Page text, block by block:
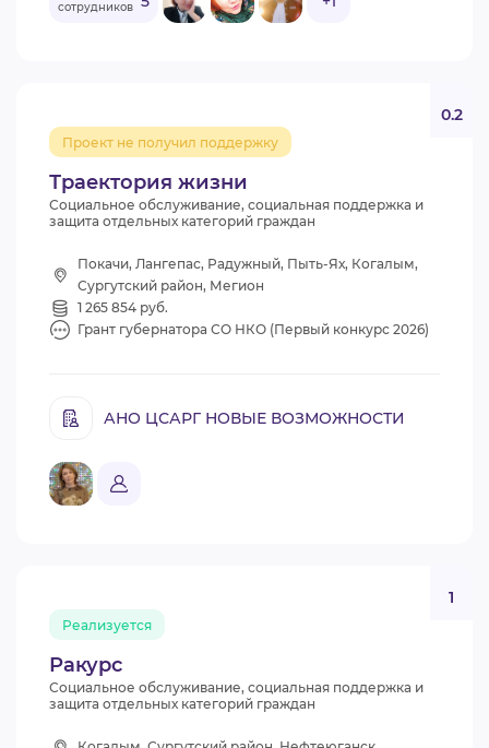
сотрудников
Траектория жизни
Проект не получил поддержку
0.2
Социальное обслуживание, социальная поддержка и
защита отдельных категорий граждан
Покачи, Лангепас, Радужный, Пыть-Ях, Когалым,
Сургутский район, Мегион
1 265 854 руб.
Грант губернатора СО НКО (Первый конкурс 2026)
АНО ЦСАРГ НОВЫЕ ВОЗМОЖНОСТИ
Ракурс
Реализуется
1
Социальное обслуживание, социальная поддержка и
защита отдельных категорий граждан